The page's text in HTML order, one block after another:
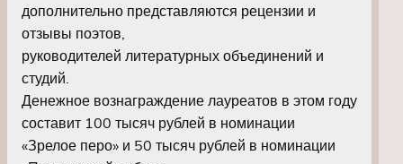
дополнительно представляются рецензии и
отзывы поэтов,
руководителей литературных объединений и
студий.
Денежное вознаграждение лауреатов в этом году
составит 100 тысяч рублей в номинации
«Зрелое перо» и 50 тысяч рублей в номинации